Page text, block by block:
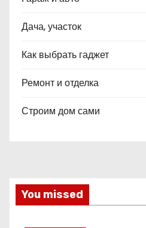
Дача, участок
Как выбрать гаджет
Ремонт и отделка
Строим дом сами
You missed